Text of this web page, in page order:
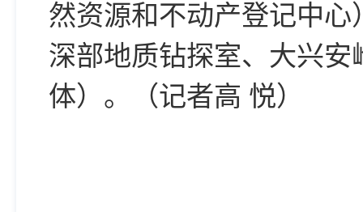
然资源和不动产登记中
深部地质钻探室、大兴
体）。（记者高 悦）